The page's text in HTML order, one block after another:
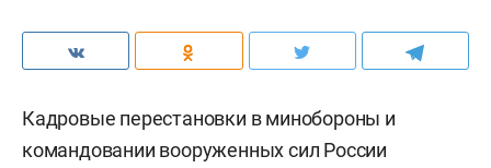
Кадровые перестановки в минобороны и
командовании вооруженных сил России